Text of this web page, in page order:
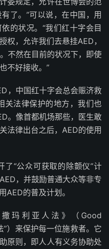
了。”可以说，在中国，用
的状况。“我们红十字会目
权，允许我们去悬挂AED，
不然在目前的状况下，即使
不好接收。”
，中国红十字会总会赈济救
关法律保护的地方，我们也
。像首都机场那些，医生敢
法律出台之后，AED的使用
了“公众可获取的除颤仪”计
，并鼓励普通大众等非专
AED的普及计划。
玛利亚人法》（Good
）来保护每一位施救者。它
原则，即人人有义务协助处